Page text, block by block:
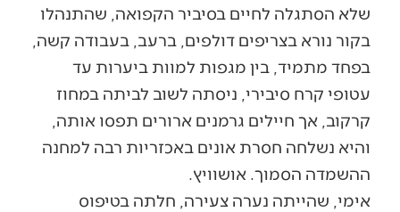
שלא הסתגלה לחיים בסיביר הקפואה, שהתנהלו
בקור נורא בצריפים דולפים, ברעב, בעבודה קשה,
בפחד מתמיד, בין מגפות למוות ביערות עד
עטופי קרח סיבירי, ניסתה לשוב לביתה במחוז
קרקוב, אך חיילים גרמנים ארורים תפסו אותה,
והיא נשלחה חסרת אונים באכזריות רבה למחנה
ההשמדה הסמוך. אושוויץ.
אימי, שהייתה נערה צעירה, חלתה בטיפוס